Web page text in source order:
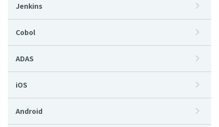
Jenkins
Cobol
ADAS
iOS
Android